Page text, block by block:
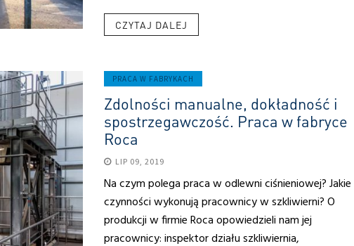
CZYTAJ DALEJ
PRACA W FABRYKACH
Zdolności manualne, dokładność i
spostrzegawczość. Praca w fabryce
Roca
LIP 09, 2019
Na czym polega praca w odlewni ciśnieniowej? Jakie
czynności wykonują pracownicy w szkliwierni? O
produkcji w firmie Roca opowiedzieli nam jej
pracownicy: inspektor działu szkliwiernia,